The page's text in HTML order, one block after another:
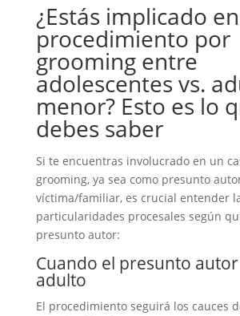
¿Estás implicado
procedimiento por
grooming entre
adolescentes vs.
menor? Esto es lo
debes saber
Si te encuentras involucrado en un
grooming, ya sea como presunto
víctima/familiar, es crucial entender
particularidades procesales según
presunto autor:
Cuando el presunto
adulto
El procedimiento seguirá los cauces